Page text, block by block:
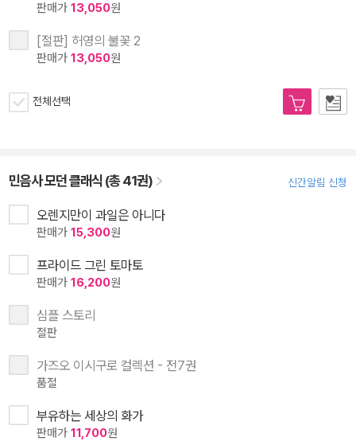
판매가 13,050원
[절판] 허영의 불꽃 2
판매가 13,050원
전체선택
민음사 모던 클래식 (총 41권) 신간알림 신청
오렌지만이 과일은 아니다
판매가 15,300원
프라이드 그린 토마토
판매가 16,200원
심플 스토리
절판
가즈오 이시구로 컬렉션 - 전7권
품절
부유하는 세상의 화가
판매가 11,700원